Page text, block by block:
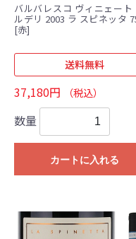
バルバレスコ ヴィニェート
ルデリ 2003 ラ スピネッタ
[赤]
送料無料
37,180円 （税込）
数量
カートに入れる